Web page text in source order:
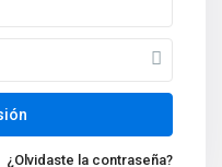
¿Olvidaste la contraseña?
Lujo en